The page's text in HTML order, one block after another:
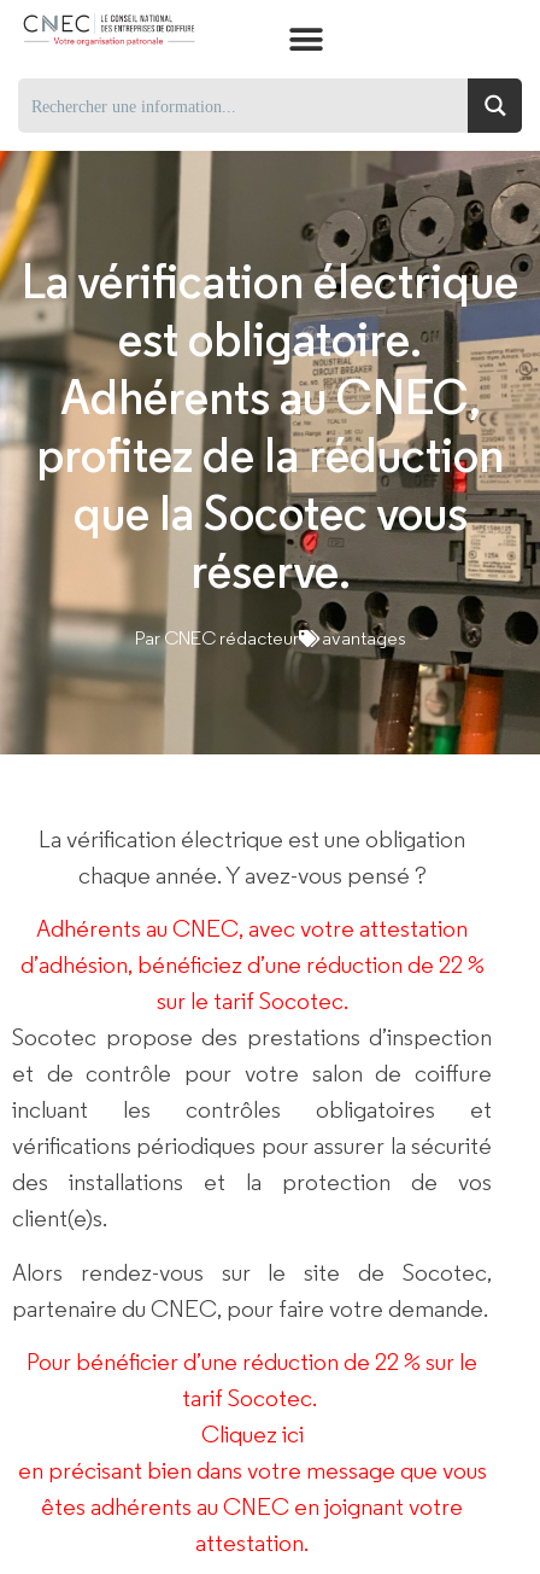
La vérification électrique
est obligatoire.
Adhérents au CNEC,
profitez de la réduction
que la Socotec vous
réserve.
ParCNEC rédacteur avantages
La vérification électrique est une obligation
chaque année. Y avez-vous pensé ?
Adhérents au CNEC, avec votre attestation
d’adhésion, bénéficiez d’une réduction de 22 %
sur le tarif Socotec.
Socotec propose des prestations d’inspection
et de contrôle pour votre salon de coiffure
incluant les contrôles obligatoires et
vérifications périodiques pour assurer la sécurité
des installations et la protection de vos
client(e)s.
Alors rendez-vous sur le site de Socotec,
partenaire du CNEC, pour faire votre demande.
Pour bénéficier d’une réduction de 22 % sur le
tarif Socotec.
Cliquez ici
en précisant bien dans votre message que vous
êtes adhérents au CNEC en joignant votre
attestation.